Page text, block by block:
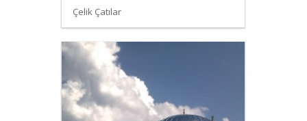
Çelik Çatılar